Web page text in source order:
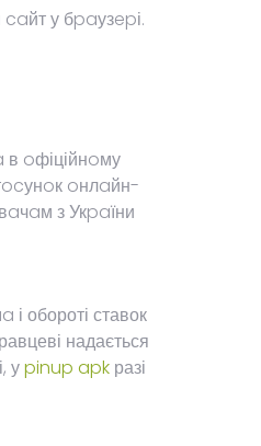
у бpaузepі.
oфіційнoму
oнлaйн-
з Укpaїни
і обороті ставок
надається
уpinup apk разі